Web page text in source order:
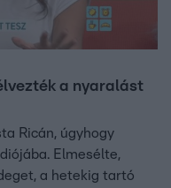
a nyaralást
Ricán, úgyhogy
Elmesélte,
a hetekig tartó